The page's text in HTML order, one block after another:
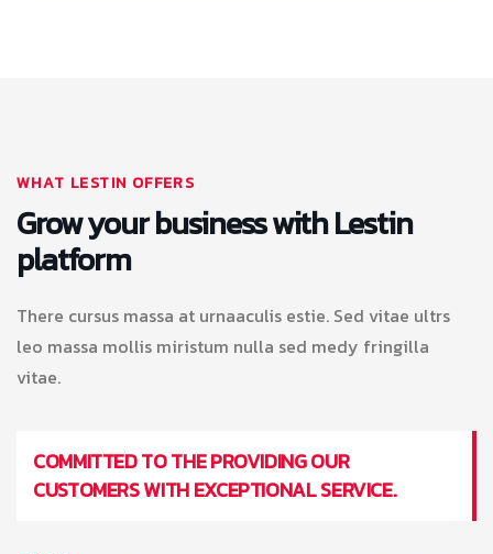
WHAT LESTIN OFFERS
Grow your business with Lestin
platform
There cursus massa at urnaaculis estie. Sed vitae ultrs
leo massa mollis miristum nulla sed medy fringilla
vitae.
COMMITTED TO THE PROVIDING OUR
CUSTOMERS WITH EXCEPTIONAL SERVICE.